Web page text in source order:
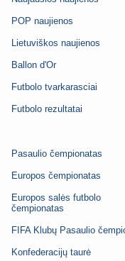
POP naujienos
Lietuviškos naujienos
Ballon d'Or
Futbolo tvarkarasciai
Futbolo rezultatai
Pasaulio čempionatas
Europos čempionatas
Europos salės futbolo
čempionatas
FIFA Klubų Pasaulio
Konfederacijų taurė